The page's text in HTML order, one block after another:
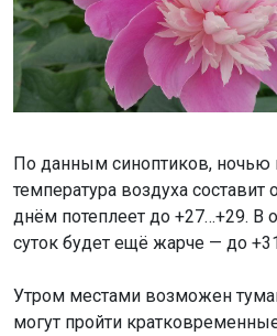
По данным синоптиков, ночью
температура воздуха составит
днём потеплеет до +27…+29. В
суток будет ещё жарче — до
Утром местами возможен
могут пройти